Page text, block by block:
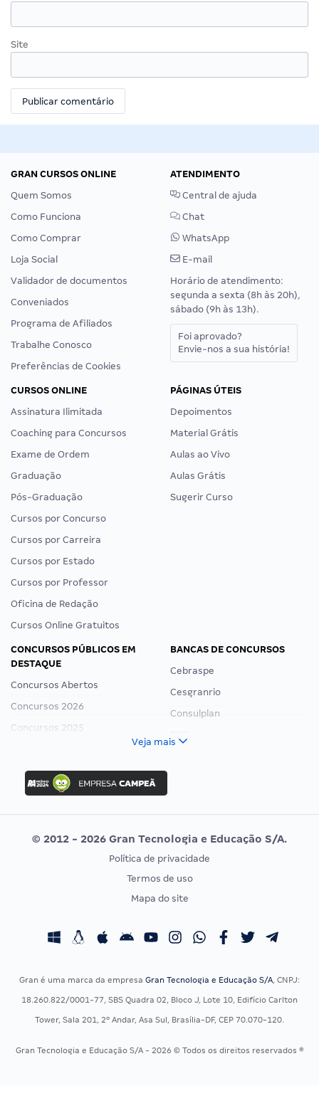
Site
GRAN CURSOS ONLINE
Quem Somos
Como Funciona
Como Comprar
Loja Social
Validador de documentos
Conveniados
Programa de Afiliados
Trabalhe Conosco
Preferências de Cookies
ATENDIMENTO
Central de ajuda
Chat
WhatsApp
E-mail
Horário de atendimento:
segunda a sexta (8h às 20h),
sábado (9h às 13h).
Foi aprovado?
Envie-nos a sua história!
CURSOS ONLINE
Assinatura Ilimitada
Coaching para Concursos
Exame de Ordem
Graduação
Pós-Graduação
Cursos por Concurso
Cursos por Carreira
Cursos por Estado
Cursos por Professor
Oficina de Redação
Cursos Online Gratuitos
PÁGINAS ÚTEIS
Depoimentos
Material Grátis
Aulas ao Vivo
Aulas Grátis
Sugerir Curso
CONCURSOS PÚBLICOS EM
DESTAQUE
Concursos Abertos
Concursos 2026
Concursos 2025
Concurso Nacional Unificado
Concurso Ibama
Concurso MPU
Editais publicados
BANCAS DE CONCURSOS
Cebraspe
Cesgranrio
Consulplan
Vunesp
CONCURSOS POR PROFISSÃO
Concursos Fiscais
Concursos Saúde
Residência Multiprofissional
EXAME DE ORDEM
Calendário OAB
Veja mais
© 2012 - 2026 Gran Tecnologia e Educação S/A.
Política de privacidade
Termos de uso
Mapa do site
Gran é uma marca da empresa Gran Tecnologia e Educação S/A, CNPJ:
18.260.822/0001-77, SBS Quadra 02, Bloco J, Lote 10, Edifício Carlton
Tower, Sala 201, 2º Andar, Asa Sul, Brasília-DF, CEP 70.070-120.
Gran Tecnologia e Educação S/A - 2026 © Todos os direitos reservados ®